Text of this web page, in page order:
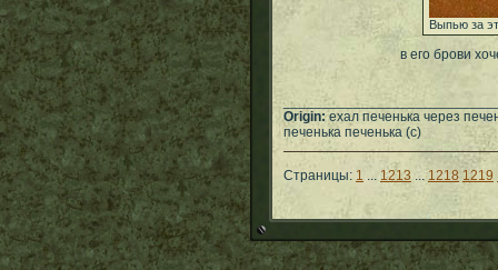
Выпью за
в его брови
Origin:ехал печенька через
печенька печенька (с)
Страницы: 1 ... 1213 ... 1218 1219